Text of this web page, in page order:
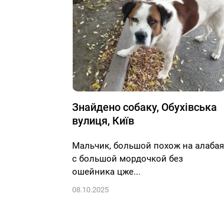
Знайдено собаку, Обухівська
вулиця, Київ
Мальчик, большой похож на алабая
с большой мордочкой без
ошейника цже...
08.10.2025